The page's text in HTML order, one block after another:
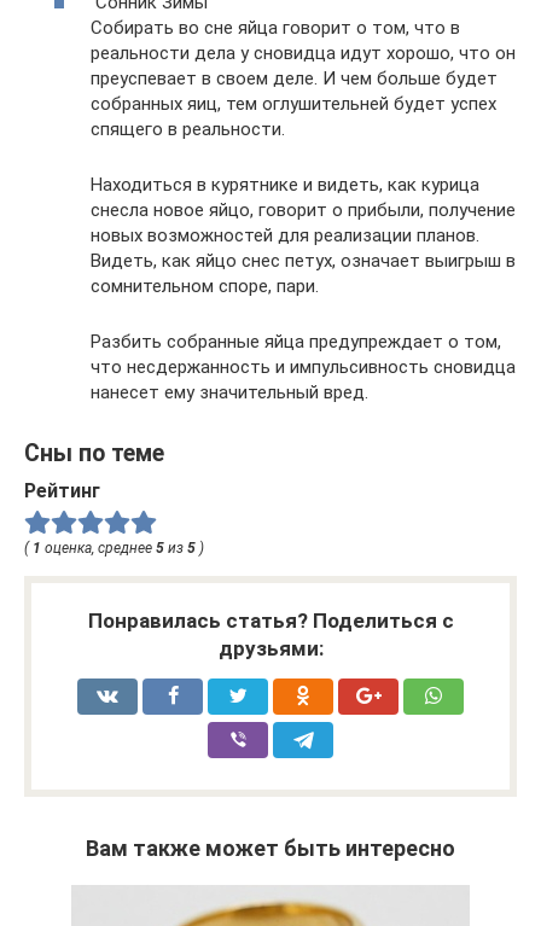
Собирать во сне яйца говорит о том, что в
реальности дела у сновидца идут хорошо, что он
преуспевает в своем деле. И чем больше будет
собранных яиц, тем оглушительней будет успех
спящего в реальности.
Находиться в курятнике и видеть, как курица
снесла новое яйцо, говорит о прибыли, получение
новых возможностей для реализации планов.
Видеть, как яйцо снес петух, означает выигрыш в
сомнительном споре, пари.
Разбить собранные яйца предупреждает о том,
что несдержанность и импульсивность сновидца
нанесет ему значительный вред.
Сны по теме
Рейтинг
( 1 оценка, среднее 5 из 5 )
Понравилась статья? Поделиться с
друзьями:
Вам также может быть интересно